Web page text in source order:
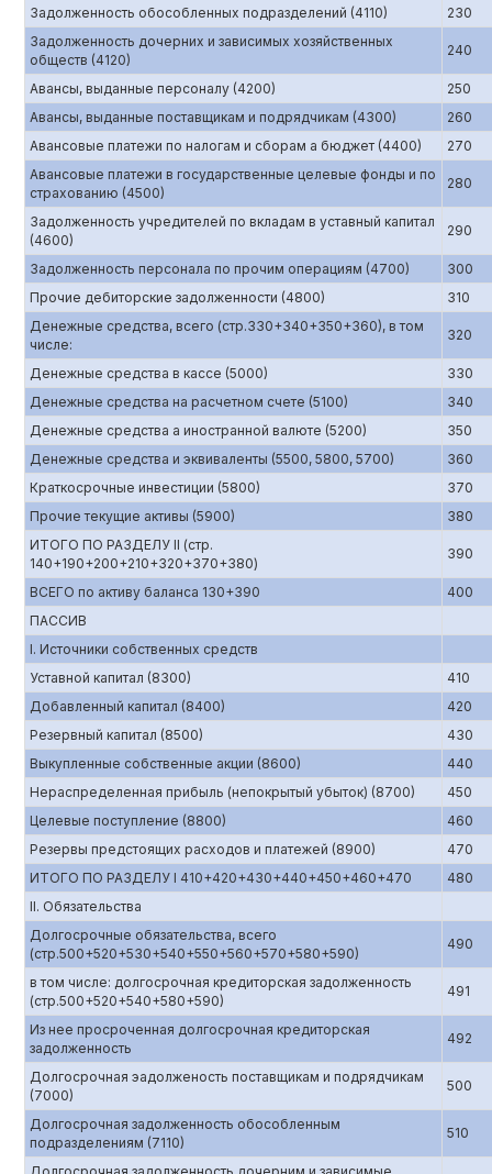
Задолженность обособленных подразделений (4110)
230
Задолженность дочерних и зависимых хозяйственных
обществ (4120)
240
Авансы, выданные персоналу (4200)
250
Авансы, выданные поставщикам и подрядчикам (4300)
260
Авансовые платежи по налогам и сборам а бюджет (4400)
270
Авансовые платежи в государственные целевые фонды и по
страхованию (4500)
280
Задолженность учредителей по вкладам в уставный капитал
(4600)
290
Задолженность персонала по прочим операциям (4700)
300
Прочие дебиторские задолженности (4800)
310
Денежные средства, всего (стр.330+340+350+360), в том
числе:
320
Денежные средства в кассе (5000)
330
Денежные средства на расчетном счете (5100)
340
Денежные средства а иностранной валюте (5200)
350
Денежные средства и эквиваленты (5500, 5800, 5700)
360
Краткосрочные инвестиции (5800)
370
Прочие текущие активы (5900)
380
ИТОГО ПО РАЗДЕЛУ II (стр.
140+190+200+210+320+370+380)
390
ВСЕГО по активу баланса 130+390
400
ПАССИВ
I. Источники собственных средств
Уставной капитал (8300)
410
Добавленный капитал (8400)
420
Резервный капитал (8500)
430
Выкупленные собственные акции (8600)
440
Нераспределенная прибыль (непокрытый убыток) (8700)
450
Целевые поступление (8800)
460
Резервы предстоящих расходов и платежей (8900)
470
ИТОГО ПО РАЗДЕЛУ I 410+420+430+440+450+460+470
480
II. Обязательства
Долгосрочные обязательства, всего
(стр.500+520+530+540+550+560+570+580+590)
490
в том числе: долгосрочная кредиторская задолженность
(стр.500+520+540+580+590)
491
Из нее просроченная долгосрочная кредиторская
задолженность
492
Долгосрочная эадолженость поставщикам и подрядчикам
(7000)
500
Долгосрочная задолженность обособленным
подразделениям (7110)
510